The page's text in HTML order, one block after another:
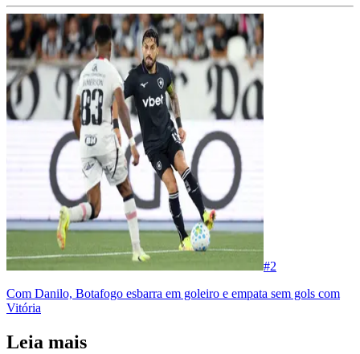
#2
Com Danilo, Botafogo esbarra em goleiro e empata sem gols com
Vitória
Leia mais